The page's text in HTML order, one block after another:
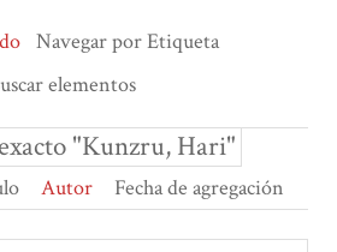
Navegar por Etiqueta
elementos
"Kunzru, Hari"
Autor Fecha de agregación